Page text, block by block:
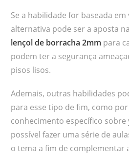
Se a habilidade for baseada em
alternativa pode ser a aposta
lençol de borracha 2mm para
podem ter a segurança
pisos lisos.
Ademais, outras habilidades
para esse tipo de fim, como
conhecimento específico sobre
possível fazer uma série de
o tema a fim de complementar